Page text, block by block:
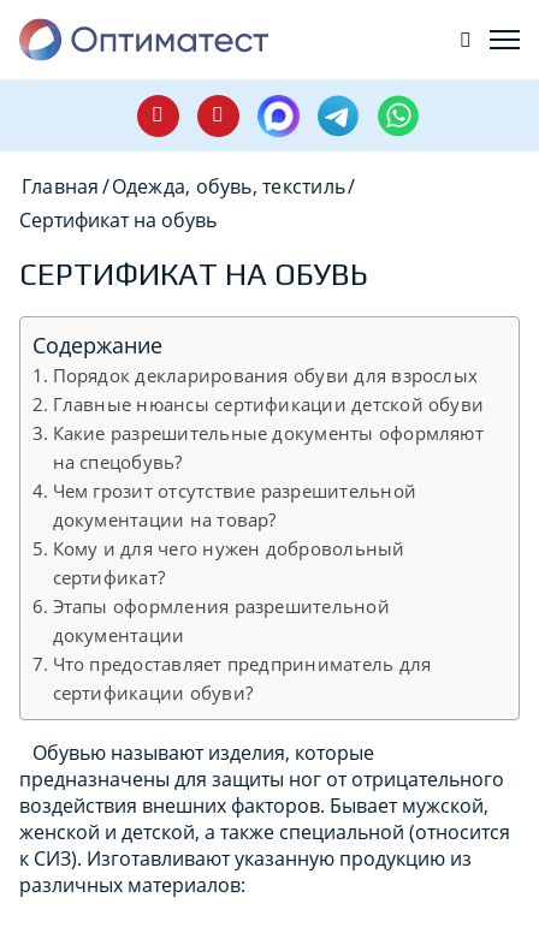
Главная/Одежда, обувь, текстиль/
Сертификат на обувь
СЕРТИФИКАТ НА ОБУВЬ
Содержание
Порядок декларирования обуви для взрослых
Главные нюансы сертификации детской обуви
Какие разрешительные документы оформляют
на спецобувь?
Чем грозит отсутствие разрешительной
документации на товар?
Кому и для чего нужен добровольный
сертификат?
Этапы оформления разрешительной
документации
Что предоставляет предприниматель для
сертификации обуви?
Обувью называют изделия, которые
предназначены для защиты ног от отрицательного
воздействия внешних факторов. Бывает мужской,
женской и детской, а также специальной (относится
к СИЗ). Изготавливают указанную продукцию из
различных материалов: